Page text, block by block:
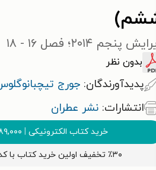
پنجم ۲۰۱۴؛ فصل ۱۶ - ۱۸
بدون نظر
پدیدآورندگان: جورج
انتشارات: نشر عطران
خرید کتاب الکترونیکی
٪۳۰ تخفیف اولین خرید کتاب با کد